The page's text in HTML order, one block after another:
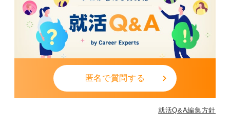
匿名で質問する
就活Q&A編集方針